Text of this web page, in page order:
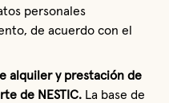
personales
de acuerdo con el
alquiler y prestación de
de NESTIC. La base de